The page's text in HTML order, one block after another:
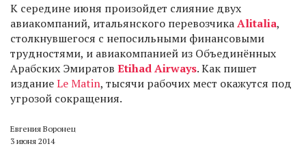
К середине июня произойдет слияние двух
авиакомпаний, итальянского перевозчикаAlitalia,
столкнувшегося с непосильными финансовыми
трудностями, и авиакомпанией из Объединённых
Арабских Эмиратов Etihad Airways. Как пишет
изданиеLe Matin, тысячи рабочих мест окажутся под
угрозой сокращения.
Евгения Воронец
3 июня 2014